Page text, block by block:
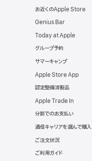
お近くのApple Store
Genius Bar
Today at Apple
グループ予約
サマーキャンプ
Apple Store App
認定整備済製品
Apple Trade In
分割でのお支払い
通信キャリアを選んで購入
ご注文状況
ご利用ガイド